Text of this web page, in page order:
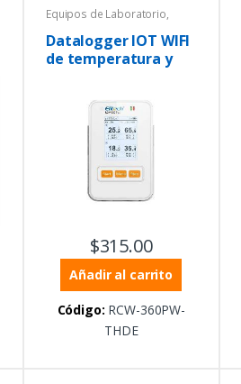
Equipos de Laboratorio,
Temperatura
Termohigrómetros
Datalogger IOT WIFI
de temperatura y
$315.00
Añadir al carrito
Código: RCW-360PW-
THDE